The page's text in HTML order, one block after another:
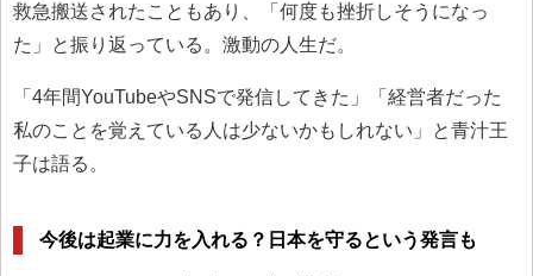
救急搬送されたこともあり、「何度も挫折しそうになっ
た」と振り返っている。激動の人生だ。
「4年間YouTubeやSNSで発信してきた」「経営者だった
私のことを覚えている人は少ないかもしれない」と青汁王
子は語る。
今後は起業に力を入れる？日本を守るという発言も